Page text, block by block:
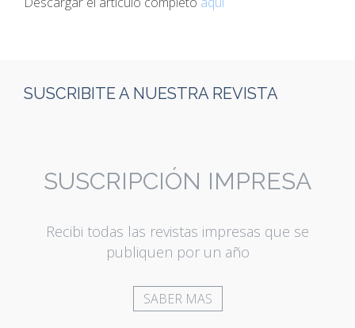
SUSCRIBITE A NUESTRA REVISTA
SUSCRIPCIÓN IMPRESA
Recibi todas las revistas impresas que se
publiquen por un año
SABER MAS